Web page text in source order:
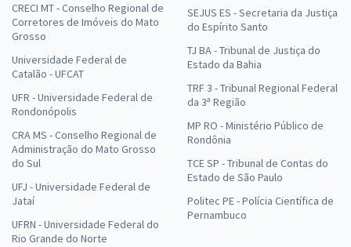
CRECI MT - Conselho Regional de
Corretores de Imóveis do Mato
Grosso
Universidade Federal de
Catalão - UFCAT
UFR - Universidade Federal de
Rondonópolis
CRA MS - Conselho Regional de
Administração do Mato Grosso
do Sul
UFJ - Universidade Federal de
Jataí
UFRN - Universidade Federal do
Rio Grande do Norte
SEJUS ES - Secretaria da Justiça
do Espírito Santo
TJ BA - Tribunal de Justiça do
Estado da Bahia
TRF 3 - Tribunal Regional Federal
da 3ª Região
MP RO - Ministério Público de
Rondônia
TCE SP - Tribunal de Contas do
Estado de São Paulo
Politec PE - Polícia Científica de
Pernambuco